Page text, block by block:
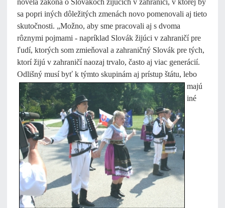
novela zákona o Slovákoch žijúcich v zahraničí, v ktorej by
sa popri iných dôležitých zmenách novo pomenovali aj tieto
skutočnosti. „Možno, aby sme pracovali aj s dvoma
rôznymi pojmami - napríklad Slovák žijúci v zahraničí pre
ľudí, ktorých som zmieňoval a zahraničný Slovák pre tých,
ktorí žijú v zahraničí naozaj trvalo, často aj viac generácií.
Odlišný musí byť k týmto skupinám aj prístup štátu, lebo
majú
iné